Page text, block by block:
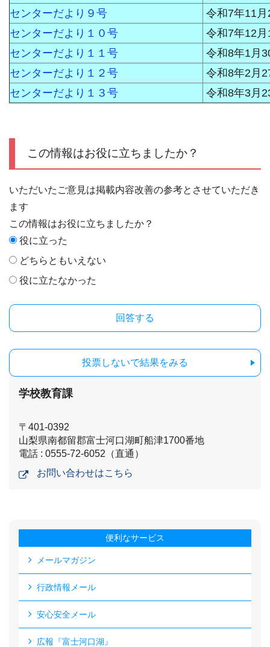
センターだより９号
令和7年11月
センターだより１０号
令和7年12月
センターだより１１号
令和8年1月
センターだより１２号
令和8年2月
センターだより１３号
令和8年3月
この情報はお役に立ちましたか？
いただいたご意見は掲載内容改善の参考とさせていただき
ます
この情報はお役に立ちましたか？
役に立った
どちらともいえない
役に立たなかった
投票しないで結果をみる
学校教育課
〒401-0392
山梨県南都留郡富士河口湖町船津1700番地
電話 : 0555-72-6052（直通）
お問い合わせはこちら
便利なサービス
メールマガジン
行政情報メール
安心安全メール
広報『富士河口湖』